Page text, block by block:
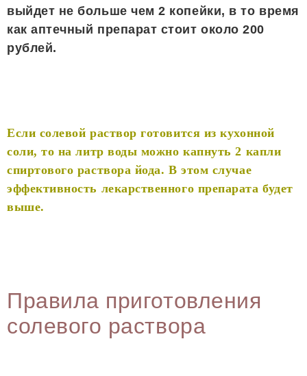
выйдет не больше чем 2 копейки, в то время
как аптечный препарат стоит около 200
рублей.
Если солевой раствор готовится из кухонной
соли, то на литр воды можно капнуть 2 капли
спиртового раствора йода. В этом случае
эффективность лекарственного препарата будет
выше.
Правила приготовления
солевого раствора